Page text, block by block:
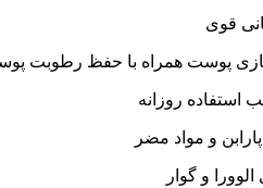
همراه با حفظ رطوبت پوست
روزانه
و مواد مضر
و گوار